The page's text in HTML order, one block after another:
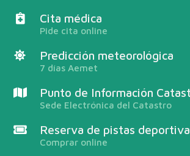
Cita médica
Pide cita online
Predicción meteorológica
7 días Aemet
Punto de Información
Sede Electrónica del Catastro
Reserva de pistas
Comprar online